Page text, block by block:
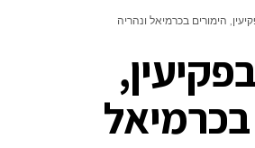
הימורים בכרמיאל ונהריה
בכרמיאל